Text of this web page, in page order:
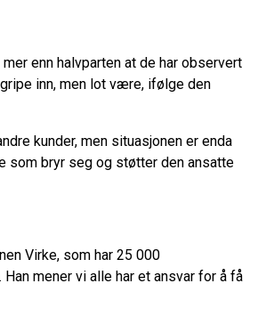
enn halvparten at de har observert
inn, men lot være, ifølge den
kunder, men situasjonen er enda
som bryr seg og støtter den ansatte
Virke, som har 25 000
mener vi alle har et ansvar for å få